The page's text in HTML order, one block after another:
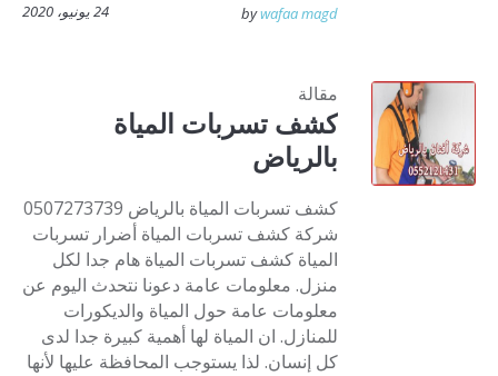
24 يونيو، 2020 bywafaa magd
مقالة
كشف تسربات المياة
بالرياض
كشف تسربات المياة بالرياض 0507273739
شركة كشف تسربات المياة أضرار تسربات
المياة كشف تسربات المياة هام جدا لكل
منزل. معلومات عامة دعونا نتحدث اليوم عن
معلومات عامة حول المياة والديكورات
للمنازل. ان المياة لها أهمية كبيرة جدا لدى
كل إنسان. لذا يستوجب المحافظة عليها لأنها